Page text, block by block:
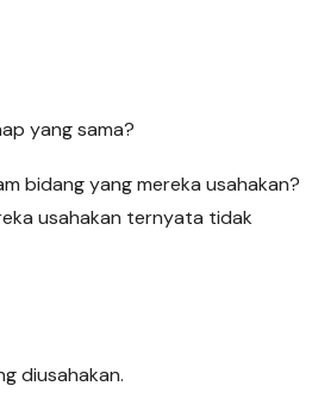
yang sama?
bidang yang mereka usahakan?
usahakan ternyata tidak
diusahakan.